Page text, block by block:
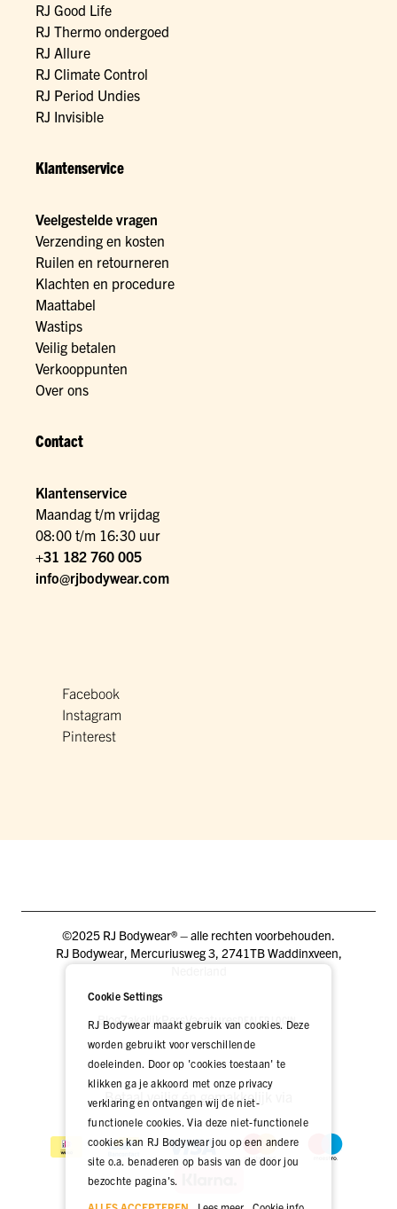
RJ Good Life
RJ Thermo ondergoed
RJ Allure
RJ Climate Control
RJ Period Undies
RJ Invisible
Klantenservice
Veelgestelde vragen
Verzending en kosten
Ruilen en retourneren
Klachten en procedure
Maattabel
Wastips
Veilig betalen
Verkooppunten
Over ons
Contact
Klantenservice
Maandag t/m vrijdag
08:00 t/m 16:30 uur
+31 182 760 005
info@rjbodywear.com
Facebook
Instagram
Pinterest
©2025 RJ Bodywear® – alle rechten voorbehouden.
RJ Bodywear, Mercuriusweg 3, 2741TB Waddinxveen,
BlogZakelijkPers VacaturesDEALER LOGIN
Betaal veilig én gemakkelijk via
Cookie Settings
RJ Bodywear maakt gebruik van cookies. Deze
worden gebruikt voor verschillende
doeleinden. Door op 'cookies toestaan' te
klikken ga je akkoord met onze privacy
verklaring en ontvangen wij de niet-
functionele cookies. Via deze niet-functionele
cookies kan RJ Bodywear jou op een andere
site o.a. benaderen op basis van de door jou
bezochte pagina's.